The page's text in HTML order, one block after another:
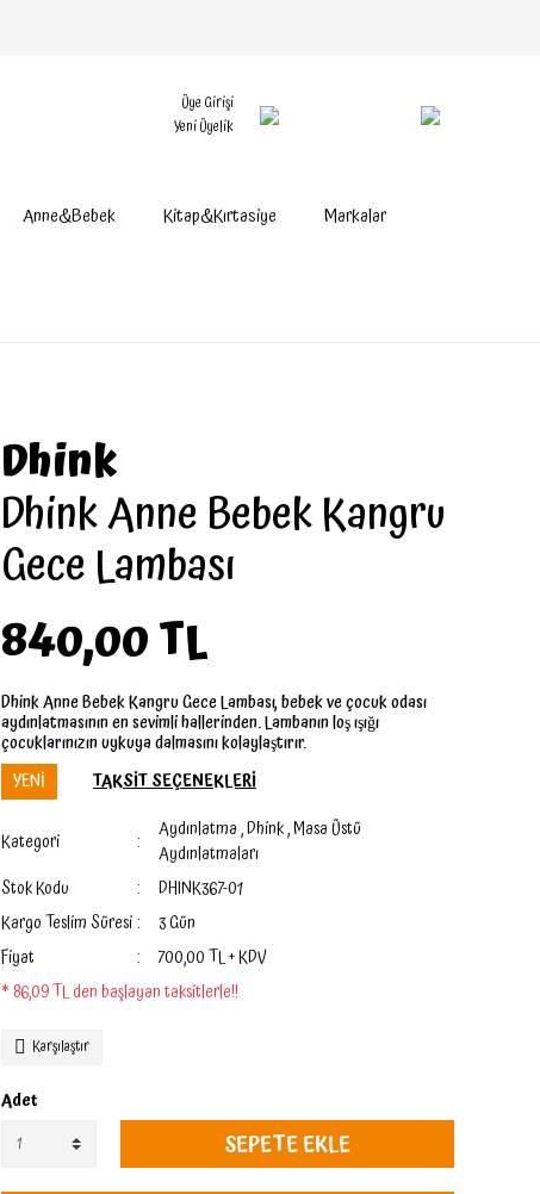
Üye Girişi
Yeni Üyelik
Anne&Bebek Kitap&Kırtasiye Markalar
Dhink
Dhink Anne Bebek Kangru
Gece Lambası
840,00 TL
Dhink Anne Bebek Kangru Gece Lambası, bebek ve çocuk odası
aydınlatmasının en sevimli hallerinden. Lambanın loş ışığı
çocuklarınızın uykuya dalmasını kolaylaştırır.
YENİ
TAKSİT SEÇENEKLERİ
Kategori Aydınlatma,Dhink,Masa Üstü
Aydınlatmaları
Stok Kodu
DHINK367-01
Kargo Teslim Süresi
3 Gün
Fiyat
700,00 TL + KDV
* 86,09 TL den başlayan taksitlerle!!
Karşılaştır
Adet
SEPETE EKLE